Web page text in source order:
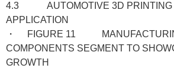
4.3 AUTOMOTIVE 3D PRINTING
APPLICATION
・ FIGURE 11
COMPONENTS SEGMENT TO
GROWTH